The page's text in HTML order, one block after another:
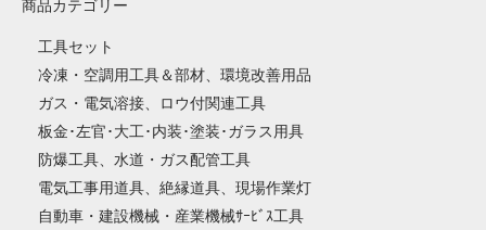
商品カテゴリー
工具セット
冷凍・空調用工具＆部材、環境改善用品
ガス・電気溶接、ロウ付関連工具
板金･左官･大工･内装･塗装･ガラス用具
防爆工具、水道・ガス配管工具
電気工事用道具、絶縁道具、現場作業灯
自動車・建設機械・産業機械ｻｰﾋﾞｽ工具